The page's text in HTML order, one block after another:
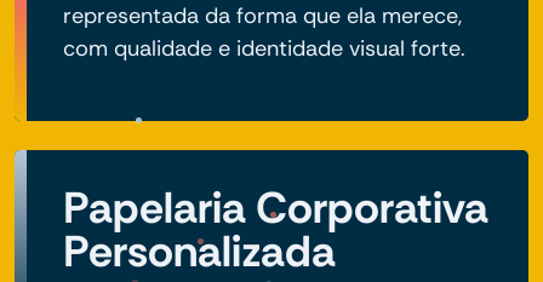
representada da forma que ela merece,
com qualidade e identidade visual forte.
Papelaria Corporativa
Personalizada